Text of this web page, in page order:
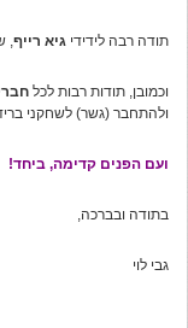
תודה רבה לידידי גיא רייף,
וכמובן, תודות רבות לכל
ולהתחבר (גשר) לשחקני
ועם הפנים קדימה, ביחד!
בתודה ובברכה,
גבי לוי